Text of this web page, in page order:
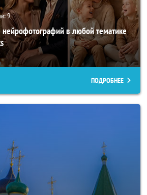
9
в любой тематике
ПОДРОБНЕЕ